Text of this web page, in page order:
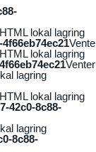
lokal lagring
lokal lagring
Venter
lagring
lokal lagring
42c0-8c88-
lagring
8c88-